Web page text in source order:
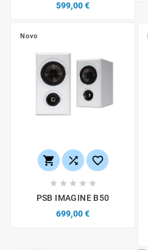
599,00 €
Novo
  
    
PSB IMAGINE B50
699,00 €